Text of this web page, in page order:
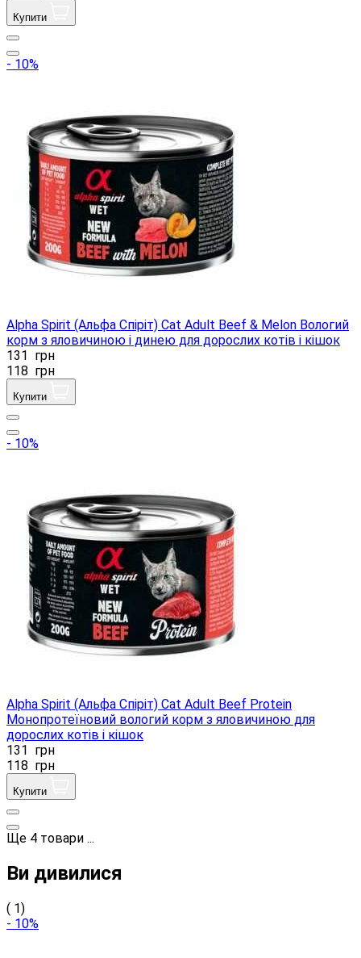
Купити
- 10%
Alpha Spirit (Альфа Спіріт) Cat Adult Beef & Melon Вологий
корм з яловичиною і динею для дорослих котів і кішок
131 грн
118 грн
Купити
- 10%
Alpha Spirit (Альфа Спіріт) Cat Adult Beef Protein
Монопротеїновий вологий корм з яловичиною для
дорослих котів і кішок
131 грн
118 грн
Купити
Ще 4 товари ...
Ви дивилися
( 1)
- 10%